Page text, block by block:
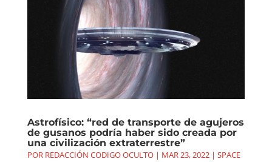
Astrofísico: “red de transporte de agujeros
de gusanos podría haber sido creada por
una civilización extraterrestre”
POR REDACCIÓN CODIGO OCULTO| MAR 23, 2022| SPACE